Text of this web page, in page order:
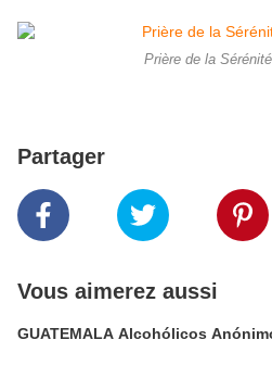
Prière de la
Partager
Vous aimerez aussi
GUATEMALA Alcohólicos